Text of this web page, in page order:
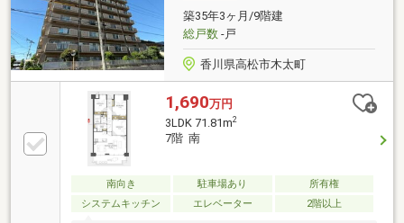
です。（※飼養細則等による制限あり。）
築35年3ヶ月/9階建
総戸数-戸
香川県高松市木太町
1,690万円
3LDK 71.81m2
7階 南
南向き 駐車場あり
所有権
システムキッチン
エレベーター 2階以上